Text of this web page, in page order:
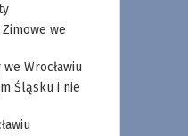
we
Wrocławiu
Śląsku i nie